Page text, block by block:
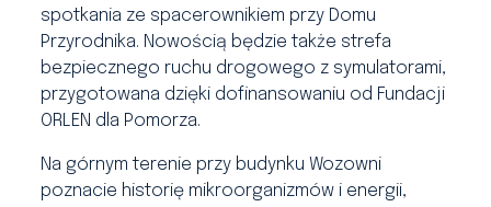
spotkania ze spacerownikiem przy Domu
Przyrodnika. Nowością będzie także strefa
bezpiecznego ruchu drogowego z symulatorami,
przygotowana dzięki dofinansowaniu od Fundacji
ORLEN dla Pomorza.
Na górnym terenie przy budynku Wozowni
poznacie historię mikroorganizmów i energii,